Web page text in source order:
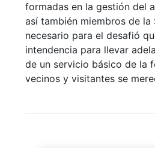
formadas en la gestión del
así también miembros de la
necesario para el desafió
intendencia para llevar
de un servicio básico de la
vecinos y visitantes se